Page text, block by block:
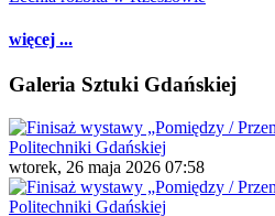
więcej ...
Galeria Sztuki Gdańskiej
wtorek, 26 maja 2026 07:58